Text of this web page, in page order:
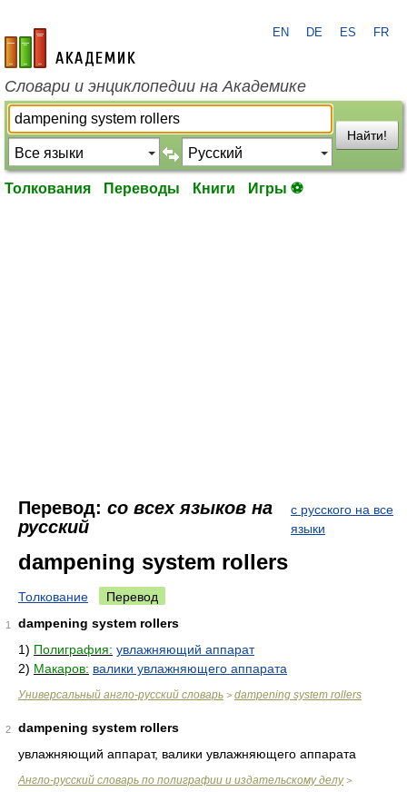
academic.ru
EN DE ES FR
Словари и энциклопедии на Академике
Найти!
Толкования Переводы Книги Игры ⚽
Перевод: со всех языков на
русский
с русского на все
языки
dampening system rollers
Толкование Перевод
1
dampening system rollers
1) Полиграфия: увлажняющий аппарат
2) Макаров: валики увлажняющего аппарата
Универсальный англо-русский словарь > dampening system rollers
2
dampening system rollers
увлажняющий аппарат, валики увлажняющего аппарата
Англо-русский словарь по полиграфии и издательскому делу>